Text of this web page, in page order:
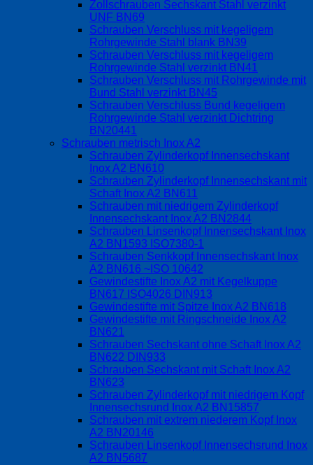
Zollschrauben Sechskant Stahl verzinkt
UNF BN69
Schrauben Verschluss mit kegeligem
Rohrgewinde Stahl blank BN39
Schrauben Verschluss mit kegeligem
Rohrgewinde Stahl verzinkt BN41
Schrauben Verschluss mit Rohrgewinde mit
Bund Stahl verzinkt BN45
Schrauben Verschluss Bund kegeligem
Rohrgewinde Stahl verzinkt Dichtring
BN20441
Schrauben metrisch Inox A2
Schrauben Zylinderkopf Innensechskant
Inox A2 BN610
Schrauben Zylinderkopf Innensechskant mit
Schaft Inox A2 BN611
Schrauben mit niedrigem Zylinderkopf
Innensechskant Inox A2 BN2844
Schrauben Linsenkopf Innensechskant Inox
A2 BN1593 ISO7380-1
Schrauben Senkkopf Innensechskant Inox
A2 BN616 ~ISO 10642
Gewindestifte Inox A2 mit Kegelkuppe
BN617 ISO4026 DIN913
Gewindestifte mit Spitze Inox A2 BN618
Gewindestifte mit Ringschneide Inox A2
BN621
Schrauben Sechskant ohne Schaft Inox A2
BN622 DIN933
Schrauben Sechskant mit Schaft Inox A2
BN623
Schrauben Zylinderkopf mit niedrigem Kopf
Innensechsrund Inox A2 BN15857
Schrauben mit extrem niederem Kopf Inox
A2 BN20146
Schrauben Linsenkopf Innensechsrund Inox
A2 BN5687